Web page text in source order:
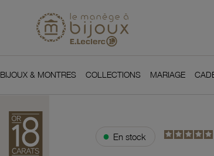
BIJOUX & MONTRES COLLECTIONS MARIAGE
● En stock